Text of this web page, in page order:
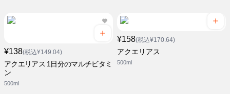
¥138(税込¥149.04)
アクエリアス 1日分のマルチビタミ
ン
500ml
¥158(税込¥170.64)
アクエリアス
500ml